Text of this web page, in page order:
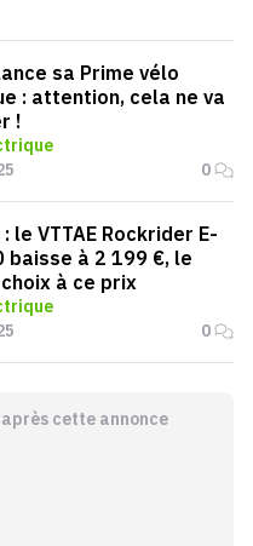
sa Prime vélo
: attention, cela ne va
!
0
le VTTAE Rockrider E-
baisse à 2 199 €, le
à ce prix
0
cette annonce